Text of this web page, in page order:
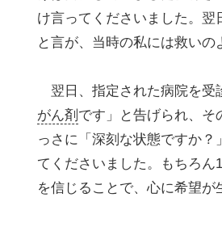
け言ってくださいました。
と言が、当時の私には救いの
翌日、指定された病院を受
がん剤 です」と告げられ、そ
っさに「深刻な状態ですか
てくださいました。もちろ
を信じることで、心に希望が